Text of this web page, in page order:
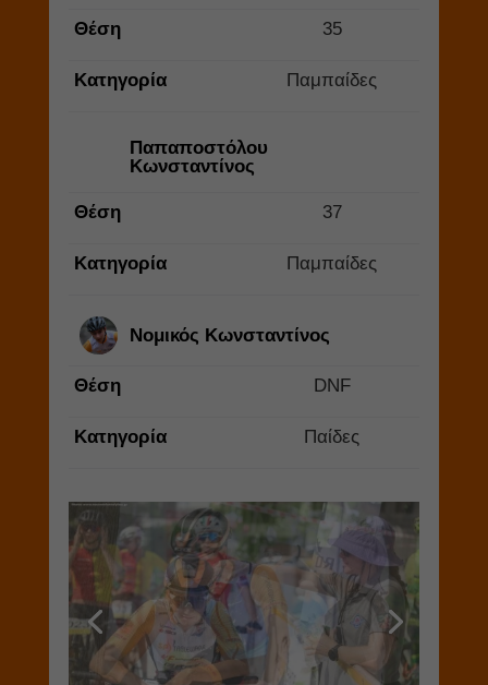
Θέση 35
Κατηγορία Παμπαίδες
Παπαποστόλου
Κωνσταντίνος
Θέση 37
Κατηγορία Παμπαίδες
Νομικός Κωνσταντίνος
Θέση DNF
Κατηγορία Παίδες